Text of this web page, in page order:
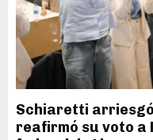
Schiaretti
reafirmó su voto a